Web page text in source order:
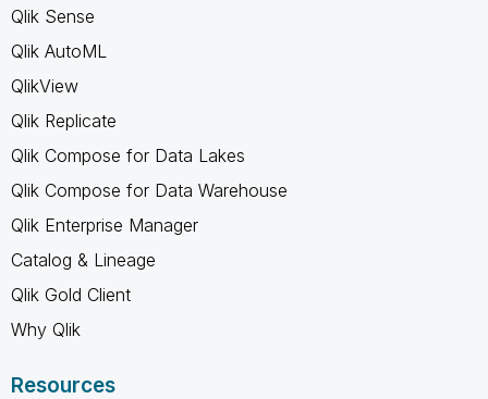
Qlik Sense
Qlik AutoML
QlikView
Qlik Replicate
Qlik Compose for Data Lakes
Qlik Compose for Data Warehouse
Qlik Enterprise Manager
Catalog & Lineage
Qlik Gold Client
Why Qlik
Resources